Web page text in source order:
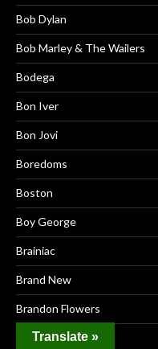
Bob Dylan
Bob Marley & The Wailers
Bodega
Bon Iver
Bon Jovi
Boredoms
Boston
Boy George
Brainiac
Brand New
Brandon Flowers
Brendan Benson
Translate »